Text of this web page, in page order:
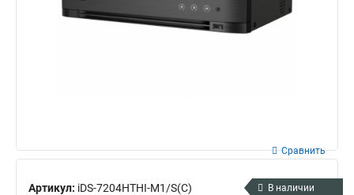
Артикул: iDS-7204HTHI-M1/S(C)
Сравнить
В наличии